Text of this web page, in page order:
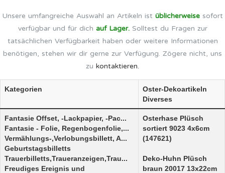
Unsere umfangreiche Auswahl an Artikeln ist üblicherweise sofort
verfügbar und für dich auf Lager.Solltest du Fragen zur
tatsächlichen Verfügbarkeit haben oder weitere Informationen
benötigen, stehen wir dir gerne zur Verfügung. Zögere nicht, uns
zu kontaktieren.
Kategorien
Oster-Dekoartikeln
Diverses
Fantasie Offset, -Lackpapier, -Pac...
Fantasie - Folie, Regenbogenfolie,...
Vermählungs-,Verlobungsbillett, A...
Geburtstagsbilletts
Trauerbilletts,Traueranzeigen,Trau...
Freudiges Ereignis und
Osterhase Plüsch
sortiert 9023 4x6cm
(147621)
Deko-Huhn Plüsch
braun 20017 13x22cm